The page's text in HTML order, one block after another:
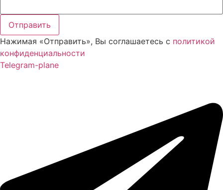
Нажимая «Отправить», Вы соглашаетесь с политикой
конфиденциальности
Telegram-plane